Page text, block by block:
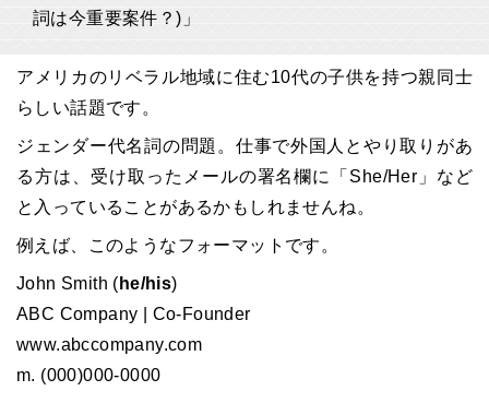
詞は今重要案件？)」
アメリカのリベラル地域に住む10代の子供を持つ親同士
らしい話題です。
ジェンダー代名詞の問題。仕事で外国人とやり取りがあ
る方は、受け取ったメールの署名欄に「She/Her」など
と入っていることがあるかもしれませんね。
例えば、このようなフォーマットです。
John Smith ( he/his)
ABC Company | Co-Founder
www.abccompany.com
m. (000)000-0000